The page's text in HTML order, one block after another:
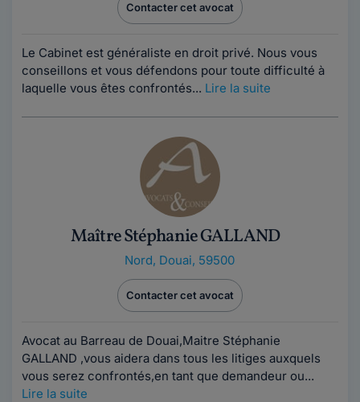
Contacter cet avocat
Le Cabinet est généraliste en droit privé. Nous vous
conseillons et vous défendons pour toute difficulté à
laquelle vous êtes confrontés... Lire la suite
Maître Stéphanie GALLAND
Nord, Douai, 59500
Contacter cet avocat
Avocat au Barreau de Douai,Maitre Stéphanie
GALLAND ,vous aidera dans tous les litiges auxquels
vous serez confrontés,en tant que demandeur ou...
Lire la suite